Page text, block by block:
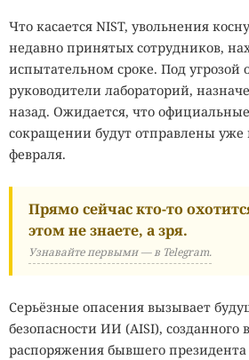
Что касается NIST, увольнения
недавно принятых сотрудников,
испытательном сроке. Под угрозой
руководители лабораторий,
назад. Ожидается, что
сокращении будут отправлены уже
февраля.
Прямо сейчас кто-то
этом не знаете, а зря.
Узнавайте первыми — в Telegram.
Серьёзные опасения вызывает
безопасности ИИ (AISI), созданного
распоряжения бывшего